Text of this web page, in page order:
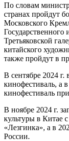
По словам
странах пройдут
Московского
Государственного
Третьяковской
китайского
также пройдут в
В сентябре 2024 г.
кинофестиваль, а
кинофестиваль
В ноябре 2024 г.
культуры в Китае
«Лезгинка», а в
России.